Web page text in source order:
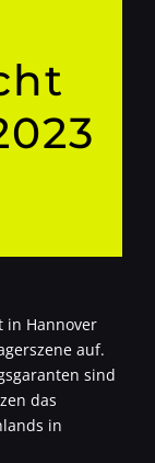
in Hannover
auf.
sind
das
in